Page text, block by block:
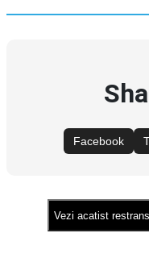
Facebook
Vezi acatist restrans